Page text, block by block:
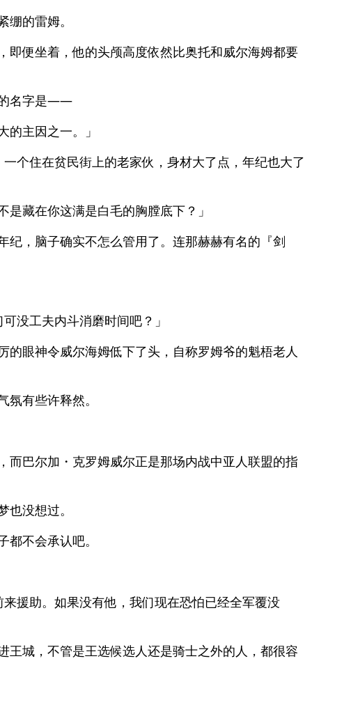
的雷姆。
即便坐着，他的头颅高度依然比奥托和威尔海姆都要
的名字是——
主因之一。」
个住在贫民街上的老家伙，身材大了点，年纪也大了
是藏在你这满是白毛的胸膛底下？」
纪，脑子确实不怎么管用了。连那赫赫有名的『剑
没工夫内斗消磨时间吧？」
眼神令威尔海姆低下了头，自称罗姆爷的魁梧老人
有些许释然。
而巴尔加・克罗姆威尔正是那场内战中亚人联盟的指
没想过。
不会承认吧。
援助。如果没有他，我们现在恐怕已经全军覆没
王城，不管是王选候选人还是骑士之外的人，都很容